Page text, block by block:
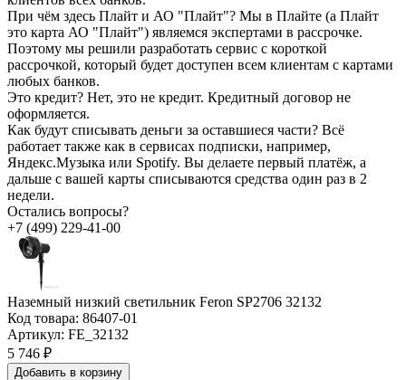
При чём здесь Плайт и АО "Плайт"? Мы в Плайте (а Плайт
это карта АО "Плайт") являемся экспертами в рассрочке.
Поэтому мы решили разработать сервис с короткой
рассрочкой, который будет доступен всем клиентам с картами
любых банков.
Это кредит? Нет, это не кредит. Кредитный договор не
оформляется.
Как будут списывать деньги за оставшиеся части? Всё
работает также как в сервисах подписки, например,
Яндекс.Музыка или Spotify. Вы делаете первый платёж, а
дальше с вашей карты списываются средства один раз в 2
недели.
Остались вопросы?
+7 (499) 229-41-00
Наземный низкий светильник Feron SP2706 32132
Код товара: 86407-01
Артикул: FE_32132
5 746 ₽
Добавить в корзину